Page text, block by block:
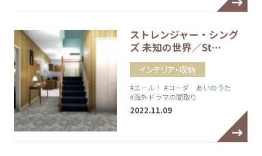
ストレンジャー・シング
ズ 未知の世界／St…
インテリア・収納
#エール！ #コーダ あいのうた
#海外ドラマの間取り
2022.11.09